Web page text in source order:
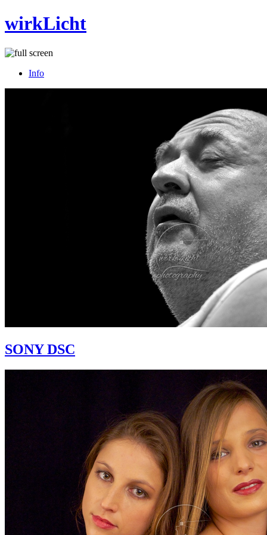
wirkLicht
Info
SONY DSC